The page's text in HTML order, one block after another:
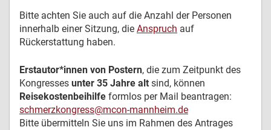
Bitte achten Sie auch auf die Anzahl der Personen
innerhalb einer Sitzung, die Anspruch auf
Rückerstattung haben.
Erstautor*innen von Postern, die zum Zeitpunkt des
Kongresses unter 35 Jahre alt sind, können
Reisekostenbeihilfe formlos per Mail beantragen:
schmerzkongress@mcon-mannheim.de
Bitte übermitteln Sie uns im Rahmen des Antrages